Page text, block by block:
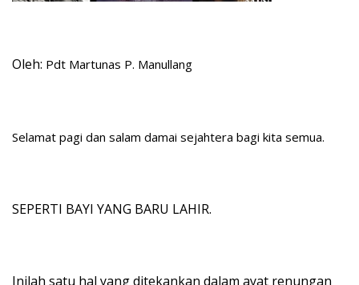
Oleh: Pdt Martunas P. Manullang
Selamat pagi dan salam damai sejahtera bagi kita semua.
SEPERTI BAYI YANG BARU LAHIR.
Inilah satu hal yang ditekankan dalam ayat renungan